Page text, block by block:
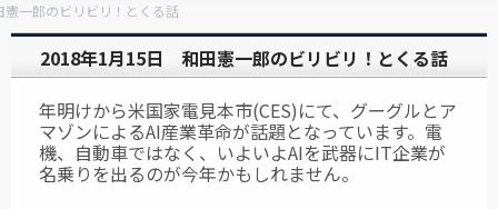
一郎のビリビリ！とくる話
2018年1月15日 和田憲一郎のビリビリ！とくる話
年明けから米国家電見本市(CES)にて、グーグルとア
マゾンによるAI産業革命が話題となっています。電
機、自動車ではなく、いよいよAIを武器にIT企業が
名乗りを出るのが今年かもしれません。